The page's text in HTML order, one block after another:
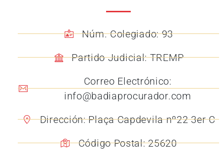
Núm. Colegiado: 93
Partido Judicial: TREMP
Correo Electrónico:
info@badiaprocurador.com
Dirección: Plaça Capdevila nº22 3er C
Código Postal: 25620